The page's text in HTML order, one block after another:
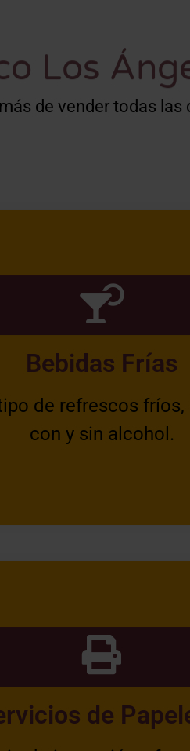
Los
de vender todas
Bebidas Frías
de refrescos fríos,
con y sin alcohol.
de